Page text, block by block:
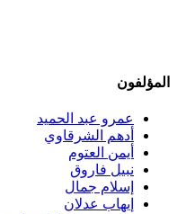
المؤلفون
عمرو عبد الحميد
أدهم الشرقاوي
أيمن العتوم
نبيل فاروق
إسلام جمال
إيهاب عدلان